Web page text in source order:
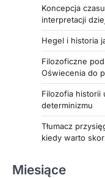
Koncepcja
interpretacji
Hegel i historia
Filozoficzne
Oświecenia do
Filozofia historii
determinizmu
Tłumacz
kiedy warto
Miesiące